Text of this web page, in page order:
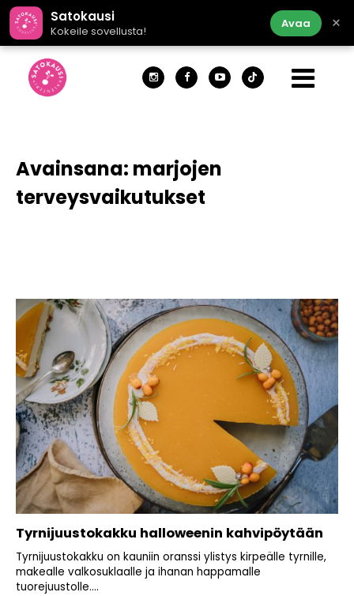
Satokausi
Kokeile sovellusta!
Avaa ×
Avainsana: marjojen
terveysvaikutukset
Tyrnijuustokakku halloweenin kahvipöytään
Tyrnijuustokakku on kauniin oranssi ylistys kirpeälle tyrnille,
makealle valkosuklaalle ja ihanan happamalle
tuorejuustolle....